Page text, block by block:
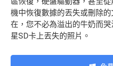
機中恢復數據的丟失或刪除
在，您不必為溢出的牛奶而
星SD卡上丟失的照片。